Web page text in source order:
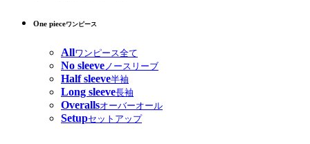
One pieceワンピース
Allワンピース全て
No sleeve ノースリーブ
Half sleeve半袖
Long sleeve長袖
Overallsオーバーオール
Setupセットアップ